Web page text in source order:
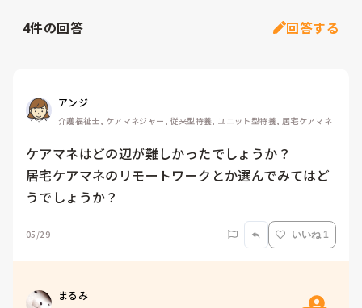
4件の回答 回答する
アンジ
介護福祉士, ケアマネジャー, 従来型特養, ユニット型特養, 居宅ケアマネ
ケアマネはどの辺が難しかったでしょうか？
居宅ケアマネのリモートワークとか選んでみてはど
うでしょうか？
05/29 いいね 1
まるみ